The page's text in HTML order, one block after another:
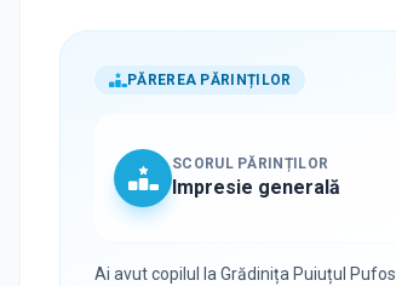
PĂREREA PĂRINȚILOR
SCORUL PĂRINȚILOR
Impresie generală
Ai avut copilul la Grădinița Puiuțul Pufos